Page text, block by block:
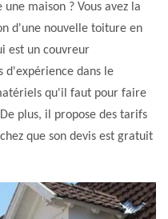
maison ? Vous avez la
d'une nouvelle toiture en
est un couvreur
d'expérience dans le
qu'il faut pour faire
plus, il propose des tarifs
que son devis est gratuit